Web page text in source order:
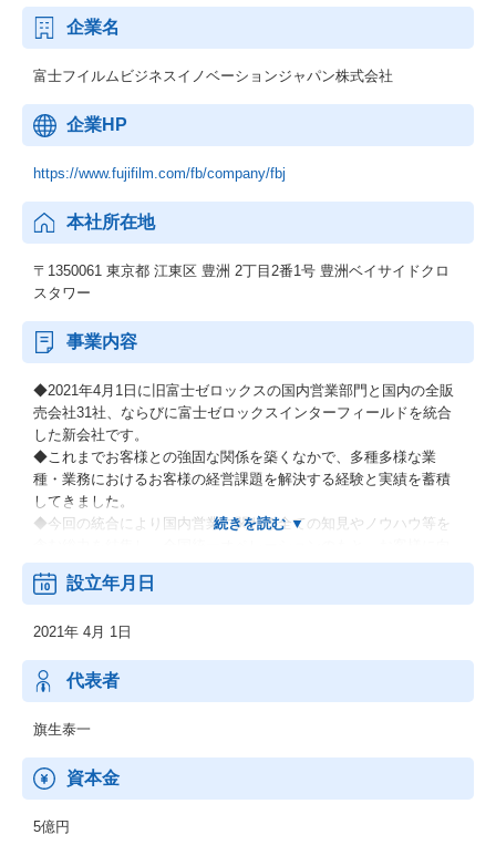
企業名
富士フイルムビジネスイノベーションジャパン株式会社
企業HP
https://www.fujifilm.com/fb/company/fbj
本社所在地
〒1350061 東京都 江東区 豊洲 2丁目2番1号 豊洲ベイサイドクロ
スタワー
事業内容
◆2021年4月1日に旧富士ゼロックスの国内営業部門と国内の全販
売会社31社、ならびに富士ゼロックスインターフィールドを統合
した新会社です。
◆これまでお客様との強固な関係を築くなかで、多種多様な業
種・業務におけるお客様の経営課題を解決する経験と実績を蓄積
してきました。
◆今回の統合により国内営業に関わる全ての知見やノウハウ等を
けて新たな価値提供を加速し、これまで以上に迅速かつダイナミ
ックにお客様のニーズにお応えします。
・オフィスソリューション事業
・グラフィックコミュニケーション事業
・ビジネスソリューション事業
設立年月日
2021年 4月 1日
代表者
旗生泰一
資本金
5億円